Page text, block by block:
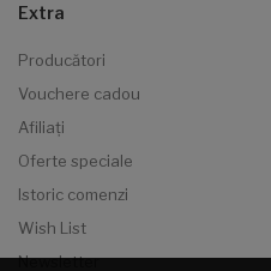
Extra
Producători
Vouchere cadou
Afiliaţi
Oferte speciale
Istoric comenzi
Wish List
Newsletter